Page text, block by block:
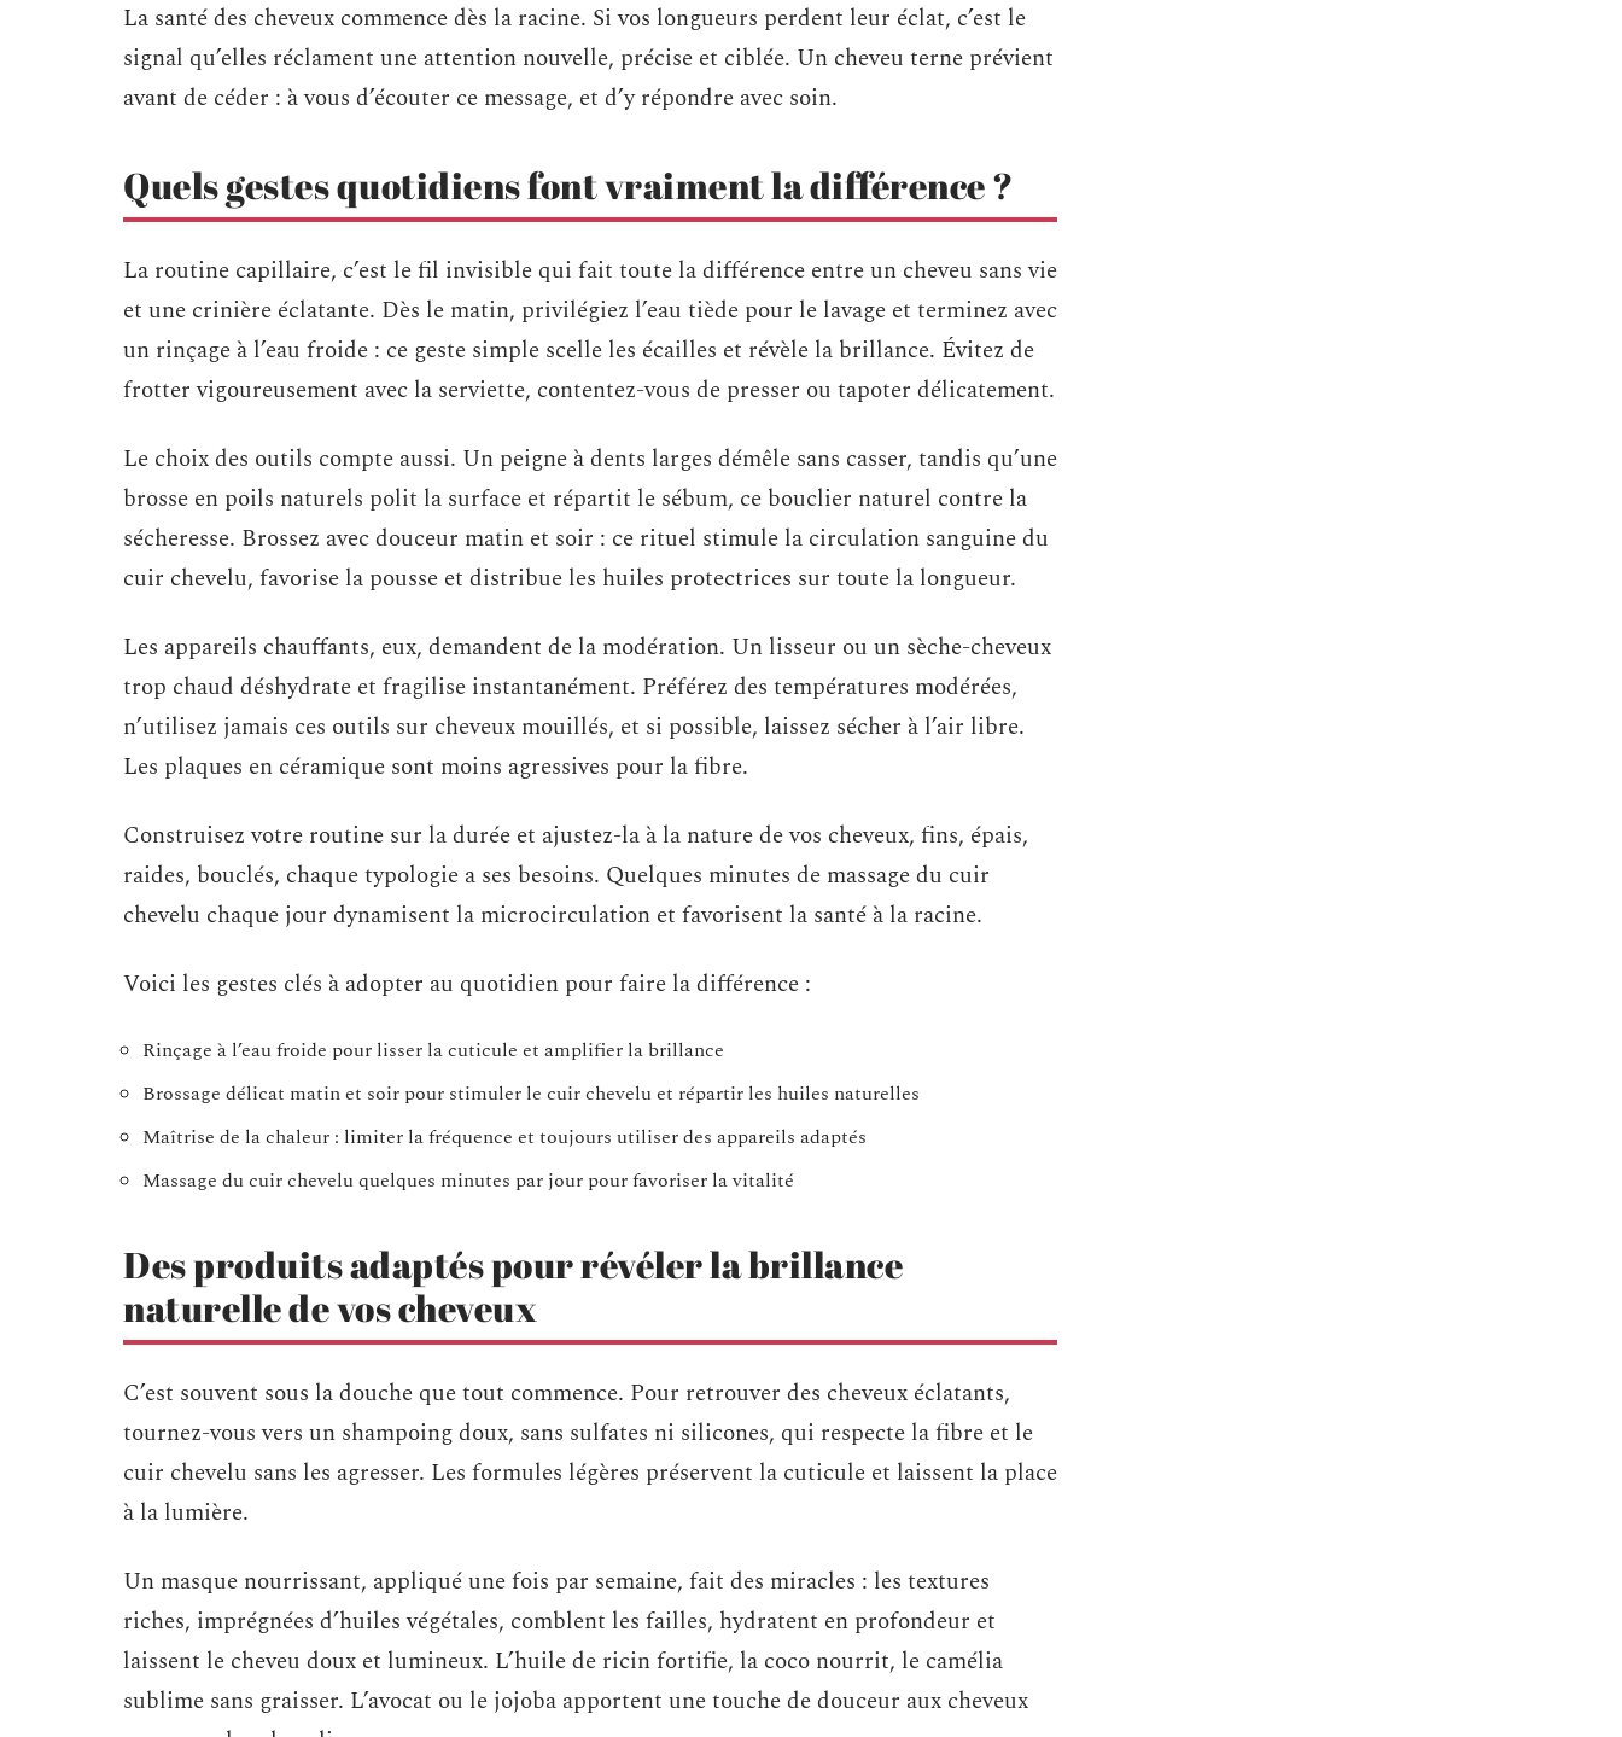
La santé des cheveux commence dès la racine. Si vos longueurs perdent leur éclat, c’est le
signal qu’elles réclament une attention nouvelle, précise et ciblée. Un cheveu terne prévient
avant de céder : à vous d’écouter ce message, et d’y répondre avec soin.
Quels gestes quotidiens font vraiment la différence ?
La routine capillaire, c’est le fil invisible qui fait toute la différence entre un cheveu sans vie
et une crinière éclatante. Dès le matin, privilégiez l’eau tiède pour le lavage et terminez avec
un rinçage à l’eau froide : ce geste simple scelle les écailles et révèle la brillance. Évitez de
frotter vigoureusement avec la serviette, contentez-vous de presser ou tapoter délicatement.
Le choix des outils compte aussi. Un peigne à dents larges démêle sans casser, tandis qu’une
brosse en poils naturels polit la surface et répartit le sébum, ce bouclier naturel contre la
sécheresse. Brossez avec douceur matin et soir : ce rituel stimule la circulation sanguine du
cuir chevelu, favorise la pousse et distribue les huiles protectrices sur toute la longueur.
Les appareils chauffants, eux, demandent de la modération. Un lisseur ou un sèche-cheveux
trop chaud déshydrate et fragilise instantanément. Préférez des températures modérées,
n’utilisez jamais ces outils sur cheveux mouillés, et si possible, laissez sécher à l’air libre.
Les plaques en céramique sont moins agressives pour la fibre.
Construisez votre routine sur la durée et ajustez-la à la nature de vos cheveux, fins, épais,
raides, bouclés, chaque typologie a ses besoins. Quelques minutes de massage du cuir
chevelu chaque jour dynamisent la microcirculation et favorisent la santé à la racine.
Voici les gestes clés à adopter au quotidien pour faire la différence :
Rinçage à l’eau froide pour lisser la cuticule et amplifier la brillance
Brossage délicat matin et soir pour stimuler le cuir chevelu et répartir les huiles naturelles
Maîtrise de la chaleur : limiter la fréquence et toujours utiliser des appareils adaptés
Massage du cuir chevelu quelques minutes par jour pour favoriser la vitalité
Des produits adaptés pour révéler la brillance
naturelle de vos cheveux
C’est souvent sous la douche que tout commence. Pour retrouver des cheveux éclatants,
tournez-vous vers un shampoing doux, sans sulfates ni silicones, qui respecte la fibre et le
cuir chevelu sans les agresser. Les formules légères préservent la cuticule et laissent la place
à la lumière.
Un masque nourrissant, appliqué une fois par semaine, fait des miracles : les textures
riches, imprégnées d’huiles végétales, comblent les failles, hydratent en profondeur et
laissent le cheveu doux et lumineux. L’huile de ricin fortifie, la coco nourrit, le camélia
sublime sans graisser. L’avocat ou le jojoba apportent une touche de douceur aux cheveux